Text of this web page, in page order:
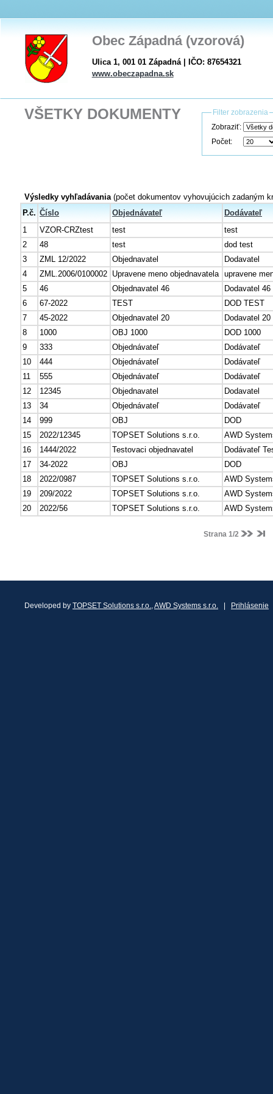
Obec Západná (vzorová)
Ulica 1, 001 01 Západná | IČO: 87654321
www.obeczapadna.sk
Filter zobrazenia
Zobraziť:
Počet:
VŠETKY DOKUMENTY
Výsledky vyhľadávania(počet dokumentov vyhovujúcich zadaným
P.č. Číslo Objednávateľ
Dodávateľ
1
VZOR-CRZtest test
test
2
48 test
dod test
3
ZML 12/2022 Objednavatel
Dodavatel
4
ZML.2006/0100002 Upravene meno objednavatela upravene
5
46 Objednavatel 46
Dodavatel 46
6
67-2022 TEST
DOD TEST
7
45-2022 Objednavatel 20
Dodavatel 20
8
1000 OBJ 1000
DOD 1000
9
333 Objednávateľ
Dodávateľ
10
444 Objednávateľ
Dodávateľ
11
555 Objednávateľ
Dodávateľ
12
12345 Objednavatel
Dodavatel
13
34 Objednávateľ
Dodávateľ
14
999 OBJ
DOD
15
2022/12345 TOPSET Solutions s.r.o.
AWD
16
1444/2022 Testovaci objednavatel
Dodávateľ
17
34-2022 OBJ
DOD
18
2022/0987 TOPSET Solutions s.r.o.
AWD
19
209/2022 TOPSET Solutions s.r.o.
AWD
20
2022/56 TOPSET Solutions s.r.o. AWD
Strana 1/2
Developed by TOPSET Solutions s.r.o.,AWD Systems s.r.o. Prihlásenie